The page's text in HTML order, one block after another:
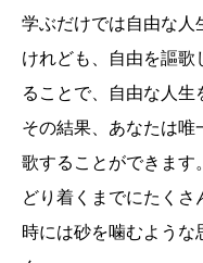
学ぶだけでは自由な人
けれども、自由を謳歌
ることで、自由な人生
その結果、あなたは唯
歌することができます
どり着くまでにたくさ
時には砂を噛むような